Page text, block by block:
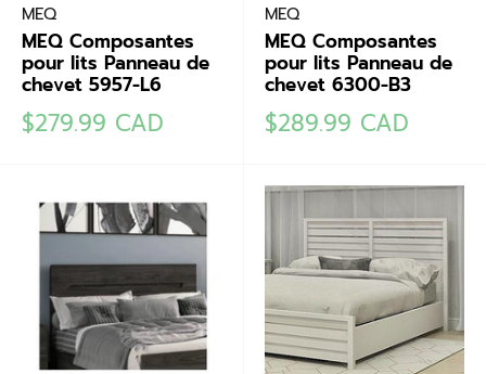
MEQ
MEQ Composantes
pour lits Panneau de
chevet 5957-L6
Prix
réduit
$279.99 CAD
MEQ
MEQ Composantes
pour lits Panneau de
chevet 6300-B3
Prix
réduit
$289.99 CAD